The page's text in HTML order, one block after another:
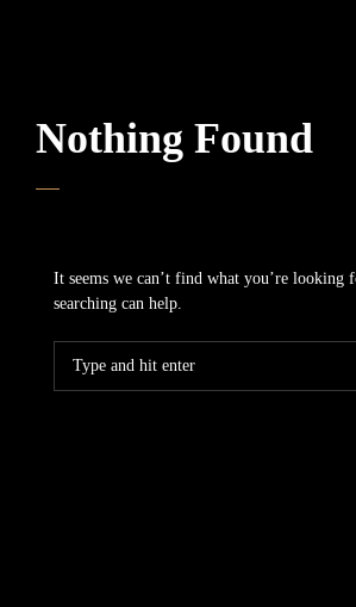
Nothing Found
It seems we can’t find what you’re looking
searching can help.